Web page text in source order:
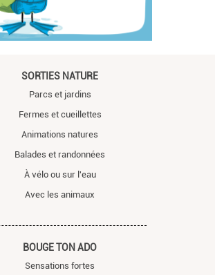
SORTIES NATURE
Parcs et jardins
Fermes et cueillettes
Animations natures
Balades et randonnées
À vélo ou sur l'eau
Avec les animaux
BOUGE TON ADO
Sensations fortes